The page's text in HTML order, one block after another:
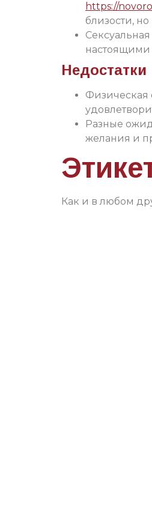
https://
близости,
Недостатки
Физическая
Разные
желания и
Как и в любом